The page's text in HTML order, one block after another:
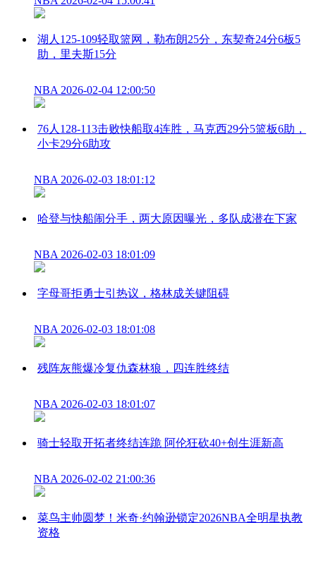
湖人125-109轻取篮网，勒布朗25分，东契奇24分6板5
助，里夫斯15分
NBA 2026-02-04 12:00:50
76人128-113击败快船取4连胜，马克西29分5篮板6助，
小卡29分6助攻
NBA 2026-02-03 18:01:12
哈登与快船闹分手，两大原因曝光，多队成潜在下家
NBA 2026-02-03 18:01:09
字母哥拒勇士引热议，格林成关键阻碍
NBA 2026-02-03 18:01:08
残阵灰熊爆冷复仇森林狼，四连胜终结
NBA 2026-02-03 18:01:07
骑士轻取开拓者终结连跪 阿伦狂砍40+创生涯新高
NBA 2026-02-02 21:00:36
菜鸟主帅圆梦！米奇·约翰逊锁定2026NBA全明星执教
资格